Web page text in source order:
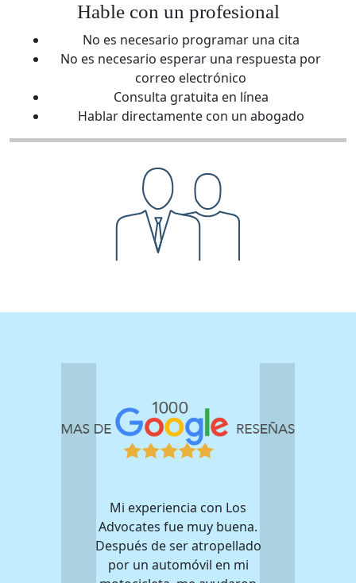
Hable con un profesional
No es necesario programar una cita
No es necesario esperar una respuesta por
correo electrónico
Consulta gratuita en línea
Hablar directamente con un abogado
Mi experiencia con Los
Advocates fue muy buena.
Después de ser atropellado
por un automóvil en mi